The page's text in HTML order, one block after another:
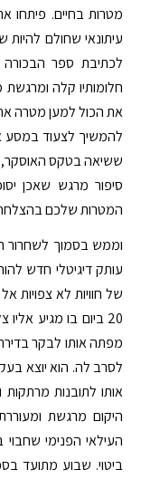
מטרות בחיים. פיתחו
עיתונאי שחולם
לכתיבת ספר
חלומותיו קלה
את הכול למען מטרה
להמשיך לצעוד במסע
ששיאה בטקס האוסקר,
סיפור מרגש שאכן
המטרות שלכם
וממש בסמוך לשחרור
של חוויות לא צפויות
20 ביום בו מגיע
מפתה אותו לבקר
לסרב לה. הוא יוצא
אותו לתובנות מרתקות
היקום מרגשת
העילאי הפנימי
ביטוי. שבוע מתועד